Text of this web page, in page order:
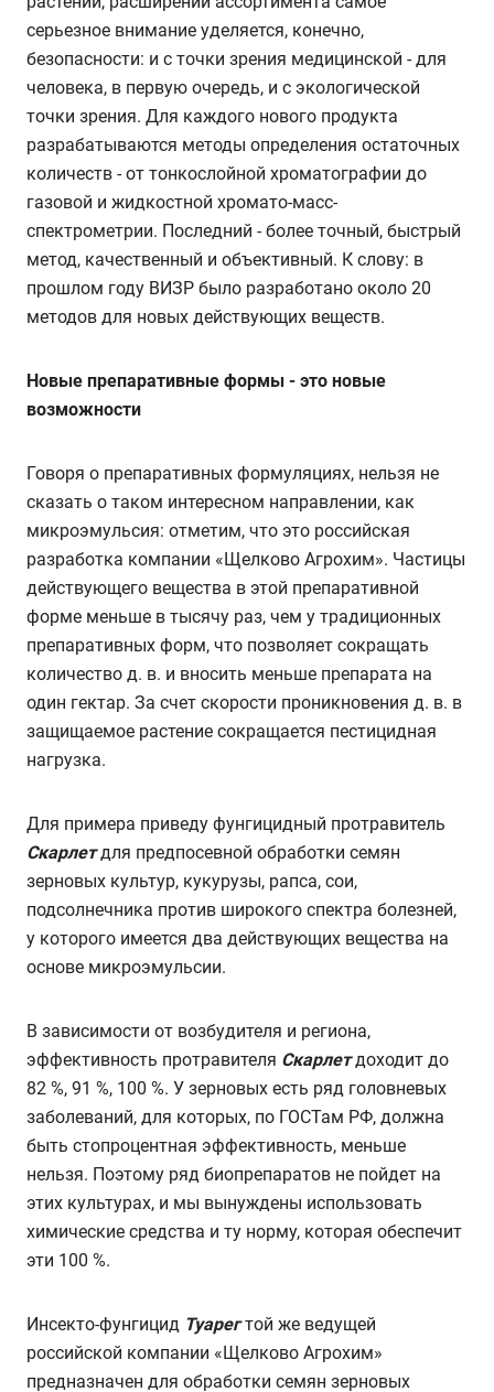
серьезное внимание уделяется, конечно,
безопасности: и с точки зрения медицинской - для
человека, в первую очередь, и с экологической
точки зрения. Для каждого нового продукта
разрабатываются методы определения остаточных
количеств - от тонкослойной хроматографии до
газовой и жидкостной хромато-масс-
спектрометрии. Последний - более точный, быстрый
метод, качественный и объективный. К слову: в
прошлом году ВИЗР было разработано около 20
методов для новых действующих веществ.
Новые препаративные формы - это новые
возможности
Говоря о препаративных формуляциях, нельзя не
сказать о таком интересном направлении, как
микроэмульсия: отметим, что это российская
разработка компании «Щелково Агрохим». Частицы
действующего вещества в этой препаративной
форме меньше в тысячу раз, чем у традиционных
препаративных форм, что позволяет сокращать
количество д. в. и вносить меньше препарата на
один гектар. За счет скорости проникновения д. в. в
защищаемое растение сокращается пестицидная
нагрузка.
Для примера приведу фунгицидный протравитель
Скарлетдля предпосевной обработки семян
зерновых культур, кукурузы, рапса, сои,
подсолнечника против широкого спектра болезней,
у которого имеется два действующих вещества на
основе микроэмульсии.
В зависимости от возбудителя и региона,
эффективность протравителя Скарлетдоходит до
82 %, 91 %, 100 %. У зерновых есть ряд головневых
заболеваний, для которых, по ГОСТам РФ, должна
быть стопроцентная эффективность, меньше
нельзя. Поэтому ряд биопрепаратов не пойдет на
этих культурах, и мы вынуждены использовать
химические средства и ту норму, которая обеспечит
эти 100 %.
Инсекто-фунгицид Туарегтой же ведущей
российской компании «Щелково Агрохим»
предназначен для обработки семян зерновых